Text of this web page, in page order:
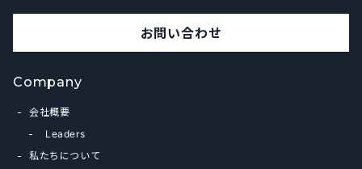
お問い合わせ
Company
会社概要
Leaders
私たちについて